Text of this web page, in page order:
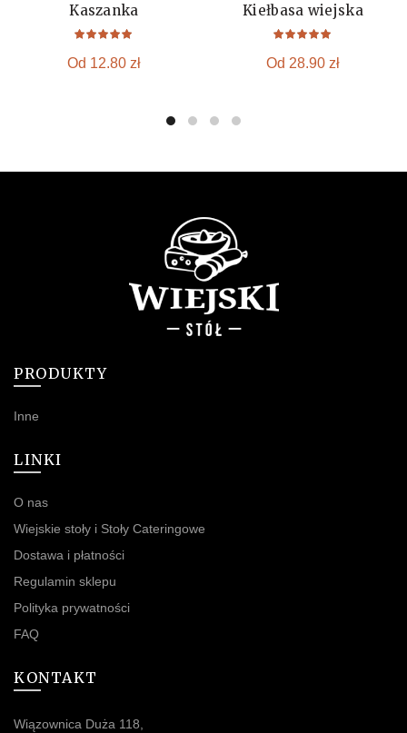
KUP
Kaszanka
Od 12.80 zł
KUP
Kiełbasa wiejska
Od 28.90 zł
PRODUKTY
Inne
LINKI
O nas
Wiejskie stoły i Stoły Cateringowe
Dostawa i płatności
Regulamin sklepu
Polityka prywatności
FAQ
KONTAKT
Wiązownica Duża 118,